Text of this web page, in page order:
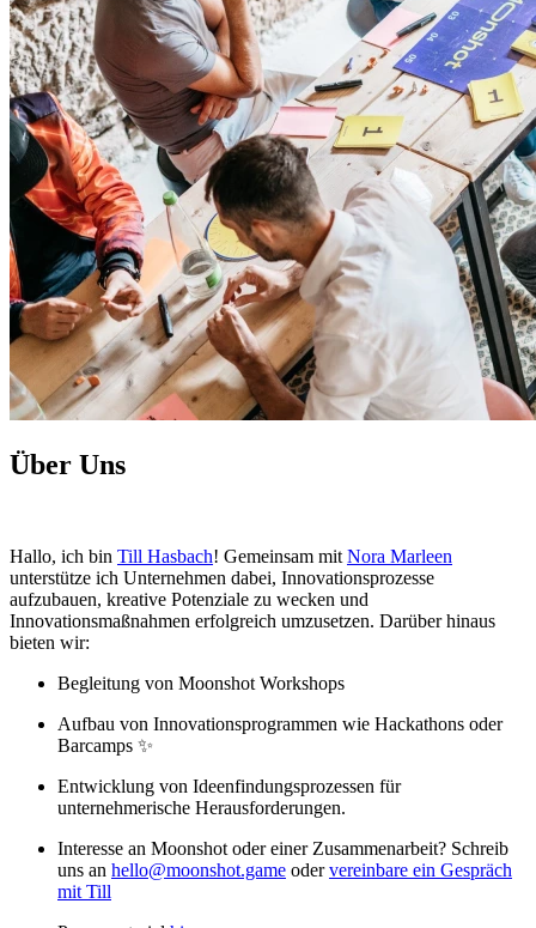
Über Uns
Hallo, ich bin Till Hasbach! Gemeinsam mit Nora Marleen
unterstütze ich Unternehmen dabei, Innovationsprozesse
aufzubauen, kreative Potenziale zu wecken und
Innovationsmaßnahmen erfolgreich umzusetzen. Darüber hinaus
bieten wir:
Begleitung von Moonshot Workshops
Aufbau von Innovationsprogrammen wie Hackathons oder
Barcamps ✨
Entwicklung von Ideenfindungsprozessen für
unternehmerische Herausforderungen.
Interesse an Moonshot oder einer Zusammenarbeit? Schreib
uns an hello@moonshot.game odervereinbare ein Gespräch
mit Till